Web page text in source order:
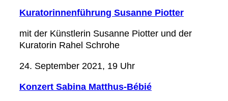
Kuratorinnenführung Susanne Piotter
mit der Künstlerin Susanne Piotter und der
Kuratorin Rahel Schrohe
24. September 2021, 19 Uhr
Konzert Sabina Matthus-Bébié